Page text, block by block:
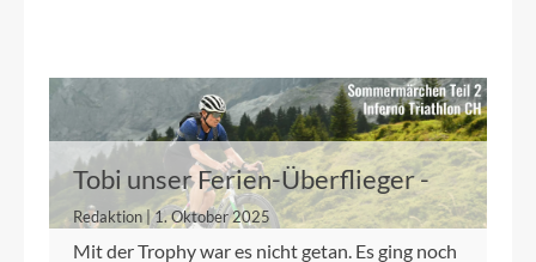
Tobi unser Ferien-Überflieger -
Teil 2
Redaktion | 1. Oktober 2025
Mit der Trophy war es nicht getan. Es ging noch